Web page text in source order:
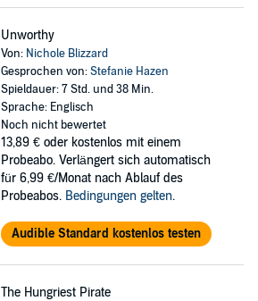
Unworthy
Von: Nichole Blizzard
Gesprochen von:Stefanie Hazen
Spieldauer: 7 Std. und 38 Min.
Sprache: Englisch
Noch nicht bewertet
13,89 € oder kostenlos mit einem
Probeabo. Verlängert sich automatisch
für 6,99 €/Monat nach Ablauf des
Probeabos. Bedingungen gelten.
Audible Standard kostenlos testen
The Hungriest Pirate